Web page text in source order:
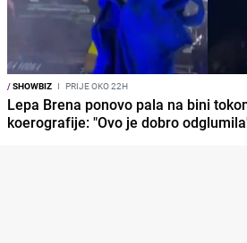
/SHOWBIZ I PRIJE OKO 22H
Lepa Brena ponovo pala na bini
koerografije: "Ovo je dobro